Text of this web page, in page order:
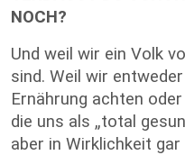
NOCH?
Und weil wir ein Volk
sind. Weil wir
Ernährung achten
die uns als „total
aber in Wirklichkeit